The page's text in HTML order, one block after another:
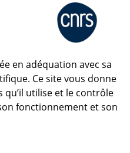
Mag
© 2026, CNRS
en adéquation avec sa
Ce site vous donne
qu’il utilise et le contrôle
fonctionnement et son